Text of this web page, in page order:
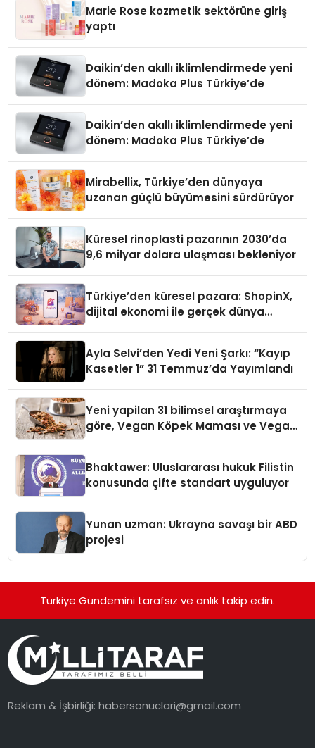
Marie Rose kozmetik sektörüne giriş
yaptı
Daikin’den akıllı iklimlendirmede yeni
dönem: Madoka Plus Türkiye’de
Daikin’den akıllı iklimlendirmede yeni
dönem: Madoka Plus Türkiye’de
Mirabellix, Türkiye’den dünyaya
uzanan güçlü büyümesini sürdürüyor
Küresel rinoplasti pazarının 2030’da
9,6 milyar dolara ulaşması bekleniyor
Türkiye’den küresel pazara: ShopinX,
dijital ekonomi ile gerçek dünya
Ayla Selvi’den Yedi Yeni Şarkı: “Kayıp
Kasetler 1” 31 Temmuz’da Yayımlandı
Yeni yapilan 31 bilimsel araştırmaya
göre, Vegan Köpek Maması ve Vegan
Bhaktawer: Uluslararası hukuk Filistin
konusunda çifte standart uyguluyor
Yunan uzman: Ukrayna savaşı bir ABD
projesi
Türkiye Gündemini tarafsız ve anlık takip edin.
Reklam & İşbirliği:habersonuclari@gmail.com